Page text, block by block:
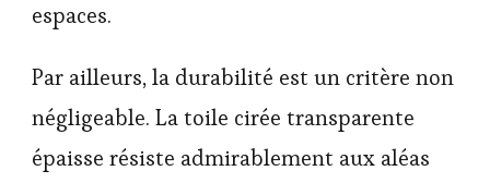
espaces.
Par ailleurs, la durabilité est un critère non
négligeable. La toile cirée transparente
épaisse résiste admirablement aux aléas